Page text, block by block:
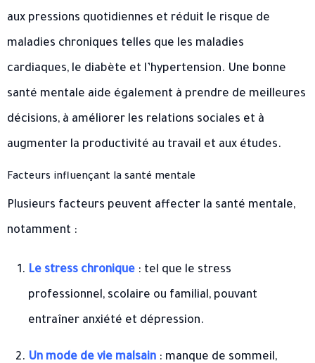
aux pressions quotidiennes et réduit le risque de
maladies chroniques telles que les maladies
cardiaques, le diabète et l’hypertension. Une bonne
santé mentale aide également à prendre de meilleures
décisions, à améliorer les relations sociales et à
augmenter la productivité au travail et aux études.
Facteurs influençant la santé mentale
Plusieurs facteurs peuvent affecter la santé mentale,
notamment :
Le stress chronique : tel que le stress
professionnel, scolaire ou familial, pouvant
entraîner anxiété et dépression.
Un mode de vie malsain : manque de sommeil,